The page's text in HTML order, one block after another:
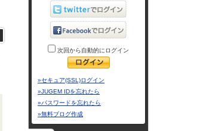
次回から自動的にログイン
»セキュア(SSL)ログイン
»JUGEM IDを忘れたら
»パスワードを忘れたら
»無料ブログ作成